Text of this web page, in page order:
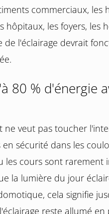
commerciaux, les
hôpitaux, les foyers, les
de l'éclairage devrait
80 % d'énergie
ne veut pas toucher
sécurité dans les
les cours sont
la lumière du jour
cela signifie
reste allumé en